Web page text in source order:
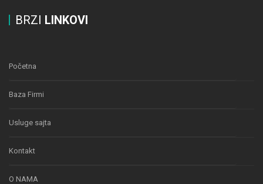
BRZI LINKOVI
Početna
Baza Firmi
Usluge sajta
Kontakt
O NAMA